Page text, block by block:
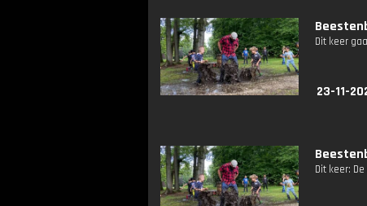
Dit keer
23-11-
Dit keer: